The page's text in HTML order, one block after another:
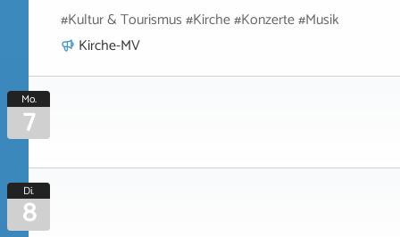
#Kultur & Tourismus #Kirche #Konzerte #Musik
Kirche-MV
Mo.
7
Di.
8